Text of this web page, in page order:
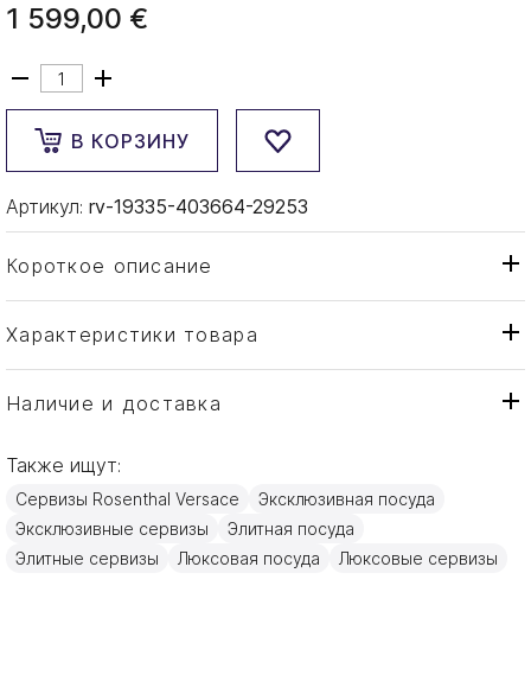
1 599,00 €
В КОРЗИНУ
Артикул: rv-19335-403664-29253
Короткое описание
Характеристики товара
Тип товара
Чашка
Бренд
Страна производителя
Материал
Золото, Фарфор
Объем / Размер
Наличие и доставка
Также ищут:
Сервизы Rosenthal Versace
Эксклюзивная посуда
Эксклюзивные сервизы
Элитная посуда
Элитные сервизы
Люксовая посуда Люксовые сервизы